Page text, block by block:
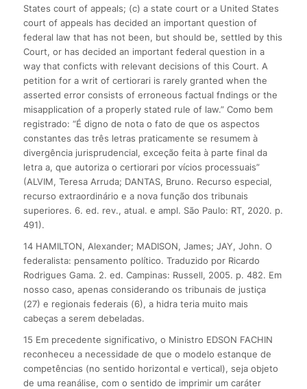
States court of appeals; (c) a state court or a United States
court of appeals has decided an important question of
federal law that has not been, but should be, settled by this
Court, or has decided an important federal question in a
way that conficts with relevant decisions of this Court. A
petition for a writ of certiorari is rarely granted when the
asserted error consists of erroneous factual fndings or the
misapplication of a properly stated rule of law.” Como bem
registrado: “É digno de nota o fato de que os aspectos
constantes das três letras praticamente se resumem à
divergência jurisprudencial, exceção feita à parte final da
letra a, que autoriza o certiorari por vícios processuais”
(ALVIM, Teresa Arruda; DANTAS, Bruno. Recurso especial,
recurso extraordinário e a nova função dos tribunais
superiores. 6. ed. rev., atual. e ampl. São Paulo: RT, 2020. p.
491).
14 HAMILTON, Alexander; MADISON, James; JAY, John. O
federalista: pensamento político. Traduzido por Ricardo
Rodrigues Gama. 2. ed. Campinas: Russell, 2005. p. 482. Em
nosso caso, apenas considerando os tribunais de justiça
(27) e regionais federais (6), a hidra teria muito mais
cabeças a serem debeladas.
15 Em precedente significativo, o Ministro EDSON FACHIN
reconheceu a necessidade de que o modelo estanque de
competências (no sentido horizontal e vertical), seja objeto
de uma reanálise, com o sentido de imprimir um caráter